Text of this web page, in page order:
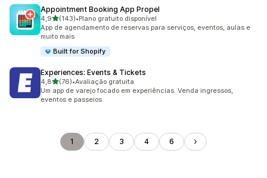
Appointment Booking App Propel
4,9de 5 estrelas
(143)
143 avaliações ao todo
•Plano gratuito disponível
App de agendamento de reservas para serviços, eventos, aulas e
muito mais
Built for Shopify
Experiences: Events & Tickets
4,8de 5 estrelas
(76)
76 avaliações ao todo
•Avaliação gratuita
Um app de varejo focado em experiências. Venda ingressos,
eventos e passeios
1 2 3 4 6